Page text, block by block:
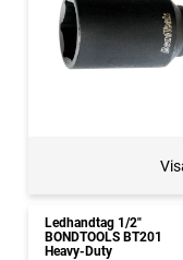
Ledhandtag 1/2"
BONDTOOLS BT201
Heavy-Duty